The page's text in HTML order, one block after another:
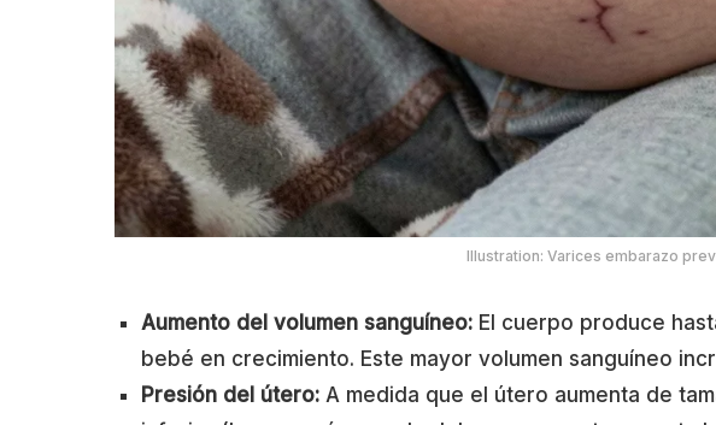
Illustration: Varices embarazo
Aumento del volumen sanguíneo: El cuerpo produce
bebé en crecimiento. Este mayor volumen sanguíneo
Presión del útero: A medida que el útero aumenta de